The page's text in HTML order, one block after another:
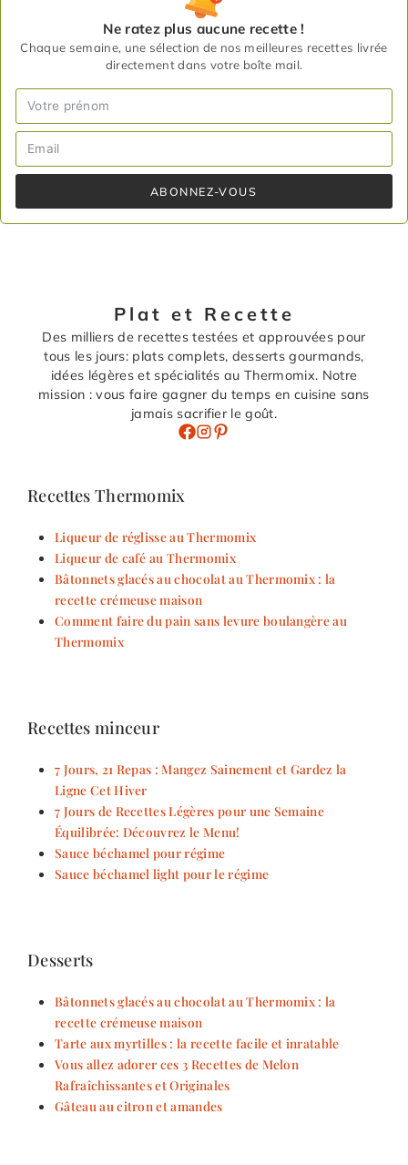
Ne ratez plus aucune recette !
Chaque semaine, une sélection de nos meilleures recettes livrée
directement dans votre boîte mail.
ABONNEZ-VOUS
Plat et Recette
Des milliers de recettes testées et approuvées pour
tous les jours: plats complets, desserts gourmands,
idées légères et spécialités au Thermomix. Notre
mission : vous faire gagner du temps en cuisine sans
jamais sacrifier le goût.
Recettes Thermomix
Liqueur de réglisse au Thermomix
Liqueur de café au Thermomix
Bâtonnets glacés au chocolat au Thermomix : la
recette crémeuse maison
Comment faire du pain sans levure boulangère au
Thermomix
Recettes minceur
7 Jours, 21 Repas : Mangez Sainement et Gardez la
Ligne Cet Hiver
7 Jours de Recettes Légères pour une Semaine
Équilibrée: Découvrez le Menu!
Sauce béchamel pour régime
Sauce béchamel light pour le régime
Desserts
Bâtonnets glacés au chocolat au Thermomix : la
recette crémeuse maison
Tarte aux myrtilles : la recette facile et inratable
Vous allez adorer ces 3 Recettes de Melon
Rafraîchissantes et Originales
Gâteau au citron et amandes